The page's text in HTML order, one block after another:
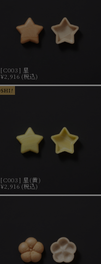
[C003] 星
¥2,916 (税込)
[C003] 星(黄)
¥2,916 (税込)